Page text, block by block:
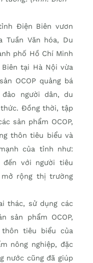
Điện Biên vươn
Tuần Văn hóa, Du
phố Hồ Chí Minh
tại Hà Nội vừa
OCOP quảng bá
người dân, du
Đồng thời, tập
sản phẩm OCOP,
thôn tiêu biểu và
của tỉnh như:
đến với người tiêu
rộng thị trường
thác, sử dụng các
sản phẩm OCOP,
thôn tiêu biểu của
nông nghiệp, đặc
nước cũng đã giúp